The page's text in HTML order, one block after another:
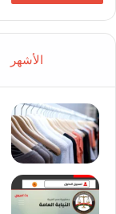
الأشهر